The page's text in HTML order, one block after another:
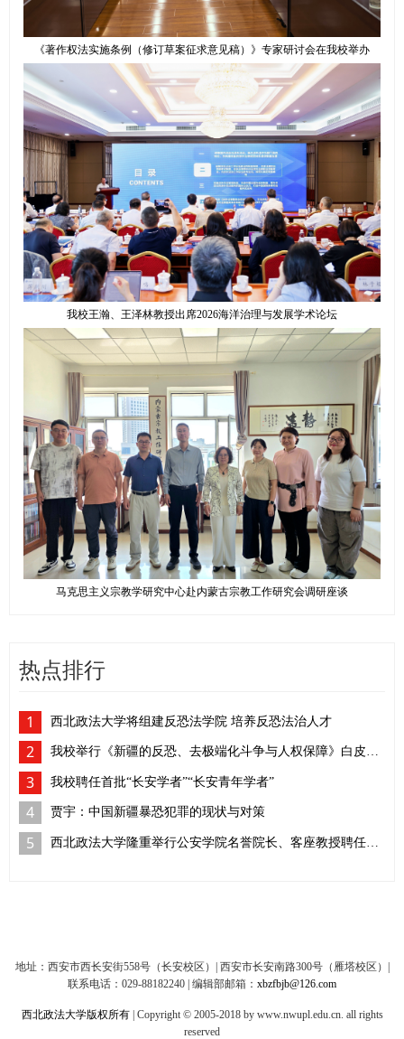
《著作权法实施条例（修订草案征求意见稿）》专家研讨会在我校举办
我校王瀚、王泽林教授出席2026海洋治理与发展学术论坛
马克思主义宗教学研究中心赴内蒙古宗教工作研究会调研座谈
热点排行
1 西北政法大学将组建反恐法学院 培养反恐法治人才
2 我校举行《新疆的反恐、去极端化斗争与人权保障》白皮书学习座谈会
3 我校聘任首批“长安学者”“长安青年学者”
4 贾宇：中国新疆暴恐犯罪的现状与对策
5
地址：西安市西长安街558号（长安校区）| 西安市长安南路300号（雁塔校区）|
联系电话：029-88182240 | 编辑部邮箱： xbzfbjb@126.com
西北政法大学版权所有| Copyright © 2005-2018 by www.nwupl.edu.cn. all rights
reserved